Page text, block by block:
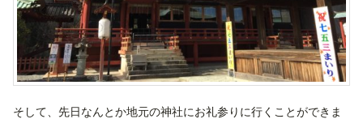
そして、先日なんとか地元の神社にお礼参りに行くことができま